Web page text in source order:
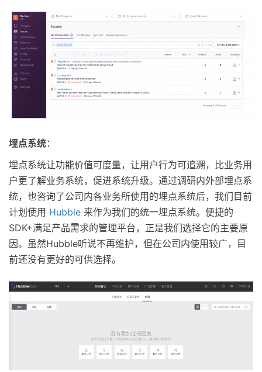
埋点系统：
埋点系统让功能价值可度量，让用户行为可追溯，比业务用
户更了解业务系统，促进系统升级。通过调研内外部埋点系
统，也咨询了公司内各业务所使用的埋点系统后，我们目前
计划使用 Hubble 来作为我们的统一埋点系统。便捷的
SDK+满足产品需求的管理平台，正是我们选择它的主要原
因。虽然Hubble听说不再维护，但在公司内使用较广，目
前还没有更好的可供选择。